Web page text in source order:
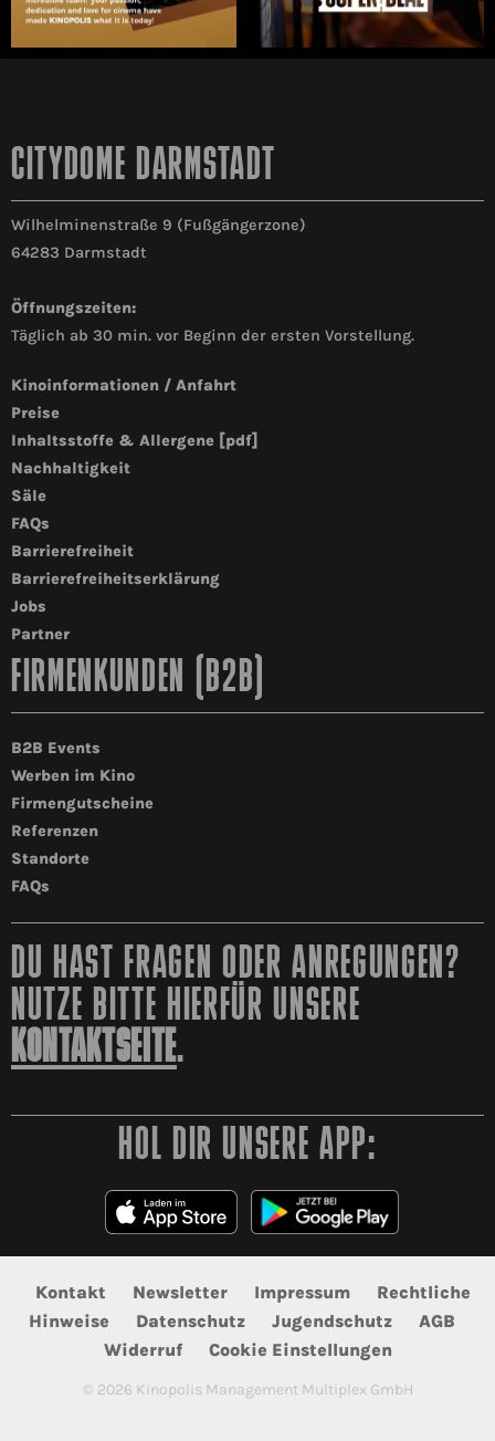
CITYDOME DARMSTADT
Wilhelminenstraße 9 (Fußgängerzone)
64283 Darmstadt
Öffnungszeiten:
Täglich ab 30 min. vor Beginn der ersten Vorstellung.
Kinoinformationen / Anfahrt
Preise
Inhaltsstoffe & Allergene [pdf]
Nachhaltigkeit
Säle
FAQs
Barrierefreiheit
Barrierefreiheitserklärung
Jobs
Partner
FIRMENKUNDEN (B2B)
B2B Events
Werben im Kino
Firmengutscheine
Referenzen
Standorte
FAQs
DU HAST FRAGEN ODER ANREGUNGEN?
NUTZE BITTE HIERFÜR UNSERE
KONTAKTSEITE.
HOL DIR UNSERE APP:
Kontakt Newsletter Impressum
Rechtliche
Hinweise
Datenschutz Jugendschutz
AGB
Widerruf
Cookie Einstellungen
© 2026 Kinopolis Management Multiplex GmbH